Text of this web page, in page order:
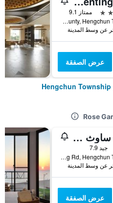
ممتاز 9.1
No. 6 Kenting Road, Hengchun Town, Pingtung County, Hengchun Township, تايوان
عرض الصفقة
كانتيج ساوث بوردر ديزاين هوتل
جيد 7.9
No.275, Puding Rd, Hengchun Township, تايوان
عرض الصفقة